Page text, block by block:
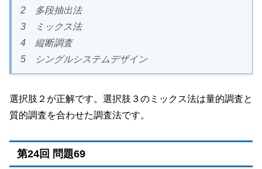
2 多段抽出法
3 ミックス法
4 縦断調査
5 シングルシステムデザイン
選択肢２が正解です。選択肢３のミックス法は量的調査と
質的調査を合わせた調査法です。
第24回 問題69